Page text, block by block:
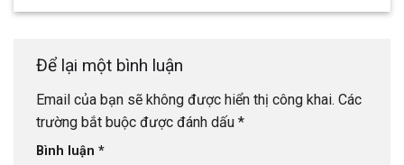
Để lại một bình luận
Email của bạn sẽ không được hiển thị công khai. Các
trường bắt buộc được đánh dấu *
Bình luận *